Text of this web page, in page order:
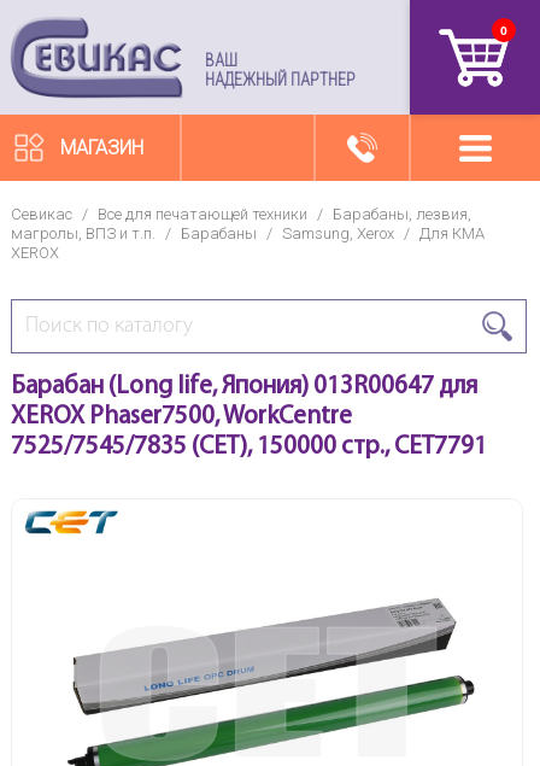
ВАШ
НАДЕЖНЫЙ ПАРТНЕР
0
МАГАЗИН
Севикас / Все для печатающей техники /
Барабаны, лезвия,
магролы, ВПЗ и т.п. / Барабаны / Samsung, Xerox / Для КМА
XEROX
Барабан (Long life, Япония) 013R00647 для
XEROX Phaser7500, WorkCentre
7525/7545/7835 (CET), 150000 стр., CET7791